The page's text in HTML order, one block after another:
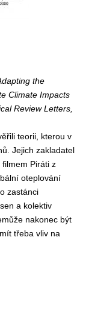
the
Climate Impacts
Review Letters,
teorii, kterou v
Jejich zakladatel
Piráti z
oteplování
zastánci
a kolektiv
nakonec být
třeba vliv na